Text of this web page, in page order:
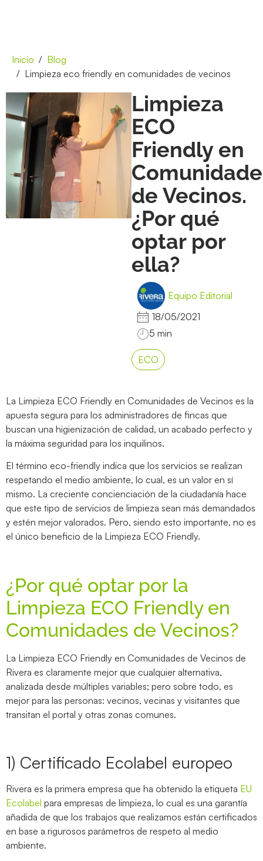
Inicio
Blog
Limpieza eco friendly en comunidades de vecinos
Limpieza
ECO
Friendly en
de Vecinos.
¿Por qué
optar por
ella?
Equipo Editorial
18/05/2021
ECO
La Limpieza ECO Friendly en Comunidades de Vecinos es la
apuesta segura para los administradores de fincas que
buscan una higienización de calidad, un acabado perfecto y
la máxima seguridad para los inquilinos.
El término eco-friendly indica que los servicios se realizan
respetando el medio ambiente, lo cual, es un valor en sí
mismo. La creciente concienciación de la ciudadanía hace
que este tipo de servicios de limpieza sean más demandados
y estén mejor valorados. Pero, siendo esto importante, no es
el único beneficio de la Limpieza ECO Friendly.
¿Por qué optar por la
Limpieza ECO Friendly en
Comunidades de Vecinos?
La Limpieza ECO Friendly en Comunidades de Vecinos de
Rivera es claramente mejor que cualquier alternativa,
analizada desde múltiples variables; pero sobre todo, es
mejor para las personas: vecinos, vecinas y visitantes que
transitan el portal y otras zonas comunes.
1) Certificado Ecolabel europeo
Rivera es la primera empresa que ha obtenido la etiqueta EU
Ecolabel para empresas de limpieza, lo cual es una garantía
añadida de que los trabajos que realizamos están certificados
en base a rigurosos parámetros de respeto al medio
ambiente.